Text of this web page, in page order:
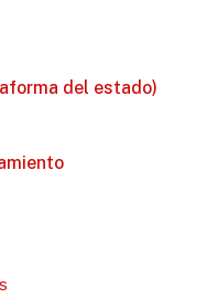
del estado)